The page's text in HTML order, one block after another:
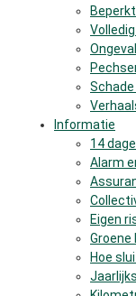
Informatie
14
Alarm
Eigen
Groene
Hoe